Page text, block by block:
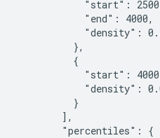
"start":
            "end": 4000,
"density":
          },
          {
"start":
"density":
          }
        ],
        "percentiles": {